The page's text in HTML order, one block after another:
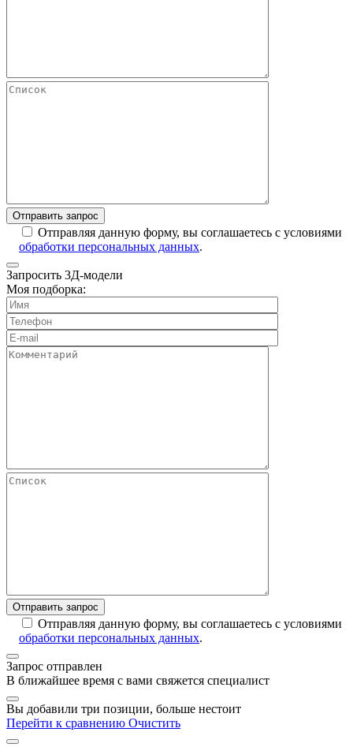
Отправляя данную форму, вы соглашаетесь с условиями
обработки персональных данных.
Запросить 3Д-модели
Моя подборка:
Отправляя данную форму, вы соглашаетесь с условиями
обработки персональных данных.
Запрос отправлен
В ближайшее время с вами свяжется специалист
Вы добавили три позиции, больше нестоит
Перейти к сравнению Очистить